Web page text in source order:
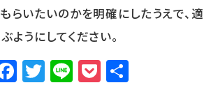
らいたいのかを明確にしたうえで、適
ようにしてください。
F T Li P